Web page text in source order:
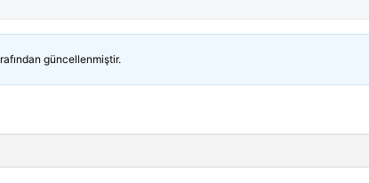
güncellenmiştir.